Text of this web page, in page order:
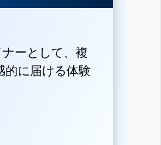
ーとして、複
的に届ける体験